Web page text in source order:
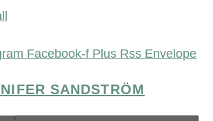
Facebook-f Plus Rss Envelope
SANDSTRÖM